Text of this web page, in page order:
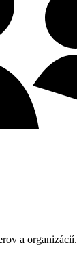
a organizácií.